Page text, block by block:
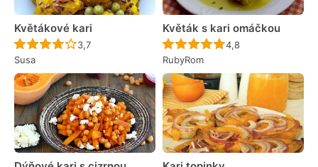
Květákové kari
Recept ještě nebyl hodnocen
3,7
Susa
Květák s kari omáčkou
Recept ještě nebyl
4,8
RubyRom